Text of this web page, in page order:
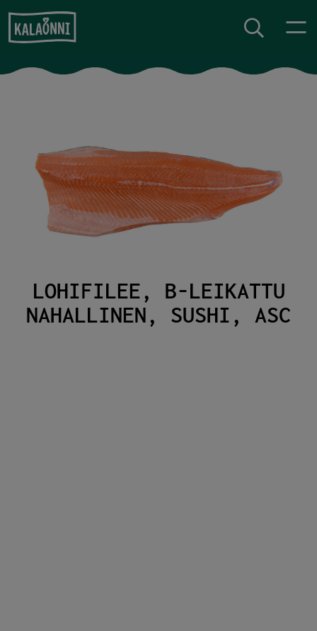
Siirry sisältöön
LOHIFILEE, B-LEIKATTU
NAHALLINEN, SUSHI, ASC